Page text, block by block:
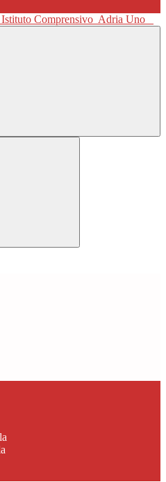
Istituto Comprensivo Adria Uno